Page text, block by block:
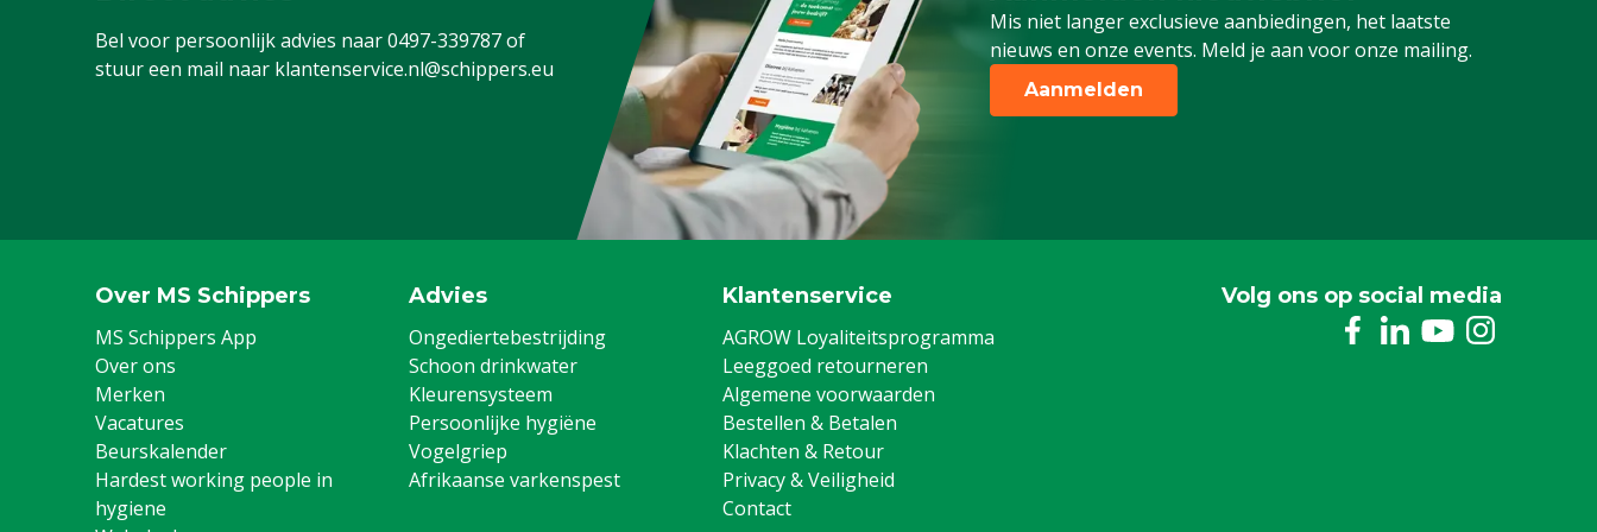
Bel voor persoonlijk advies naar0497-339787of
stuur een mail naar klantenservice.nl@schippers.eu
Mis niet langer exclusieve aanbiedingen, het laatste
nieuws en onze events. Meld je aan voor onze mailing.
Aanmelden
Over MS Schippers
MS Schippers App
Over ons
Merken
Vacatures
Beurskalender
Hardest working people in
hygiene
Advies
Ongediertebestrijding
Schoon drinkwater
Kleurensysteem
Persoonlijke hygiëne
Vogelgriep
Afrikaanse varkenspest
Klantenservice
AGROW Loyaliteitsprogramma
Leeggoed retourneren
Algemene voorwaarden
Bestellen & Betalen
Klachten & Retour
Privacy & Veiligheid
Contact
Volg ons op social media